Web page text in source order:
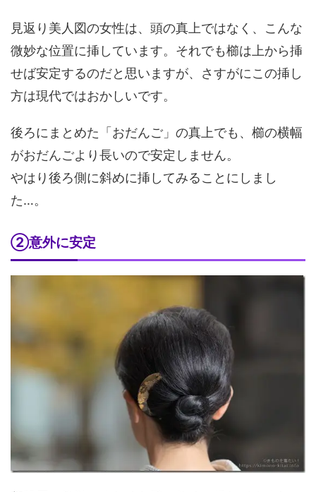
見返り美人図の女性は、頭の真上ではなく、こんな
微妙な位置に挿しています。それでも櫛は上から挿
せば安定するのだと思いますが、さすがにこの挿し
方は現代ではおかしいです。
後ろにまとめた「おだんご」の真上でも、櫛の横幅
がおだんごより長いので安定しません。
やはり後ろ側に斜めに挿してみることにしまし
た…。
②意外に安定